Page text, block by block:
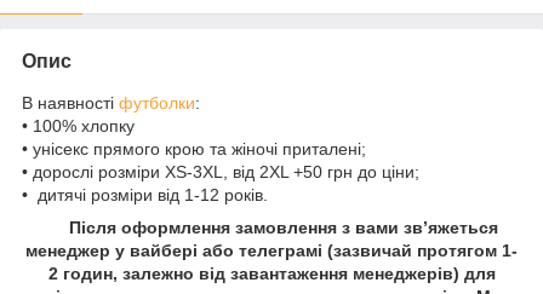
Опис
В наявності футболки:
• 100% хлопку
• унісекс прямого крою та жіночі приталені;
• дорослі розміри XS-3XL, від 2XL +50 грн до ціни;
• дитячі розміри від 1-12 років.
Після оформлення замовлення з вами зв’яжеться
менеджер у вайбері або телеграмі (зазвичай протягом 1-
2 годин, залежно від завантаження менеджерів) для